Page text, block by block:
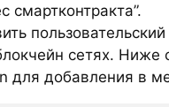
смартконтракта”.
пользовательский
сетях. Ниже
для добавления в